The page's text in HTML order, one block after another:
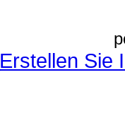
Erstellen Sie